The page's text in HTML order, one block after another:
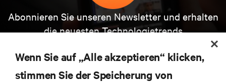
Abonnieren Sie unseren Newsletter und erhalten
die neuesten Technologietrends
Themen der Branche, mit aktuellen Diskussionen
und Einblicken von Experten in das
Rechenzentrums- und Infrastrukturmanagement.
Wenn Sie auf „Alle akzeptieren“ klicken,
stimmen Sie der Speicherung von